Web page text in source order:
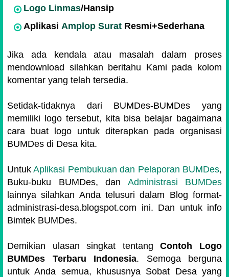
Logo Linmas/Hansip
Aplikasi Amplop Surat Resmi+Sederhana
Jika ada kendala atau masalah dalam proses
mendownload silahkan beritahu Kami pada kolom
komentar yang telah tersedia.
Setidak-tidaknya dari BUMDes-BUMDes yang
memiliki logo tersebut, kita bisa belajar bagaimana
cara buat logo untuk diterapkan pada organisasi
BUMDes di Desa kita.
UntukAplikasi Pembukuan dan Pelaporan BUMDes,
Buku-buku BUMDes, dan Administrasi BUMDes
lainnya silahkan Anda telusuri dalam Blog format-
administrasi-desa.blogspot.com ini. Dan untuk info
Bimtek BUMDes.
Demikian ulasan singkat tentangContoh Logo
BUMDes Terbaru Indonesia. Semoga berguna
untuk Anda semua, khususnya Sobat Desa yang